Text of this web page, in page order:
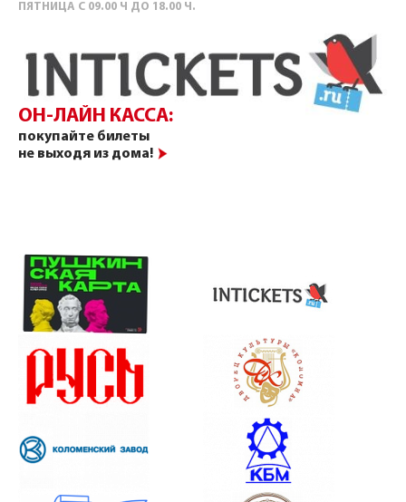
ПЯТНИЦА С 09.00 Ч ДО 18.00 Ч.
ОН-ЛАЙН КАССА:
покупайте билеты
не выходя из дома!